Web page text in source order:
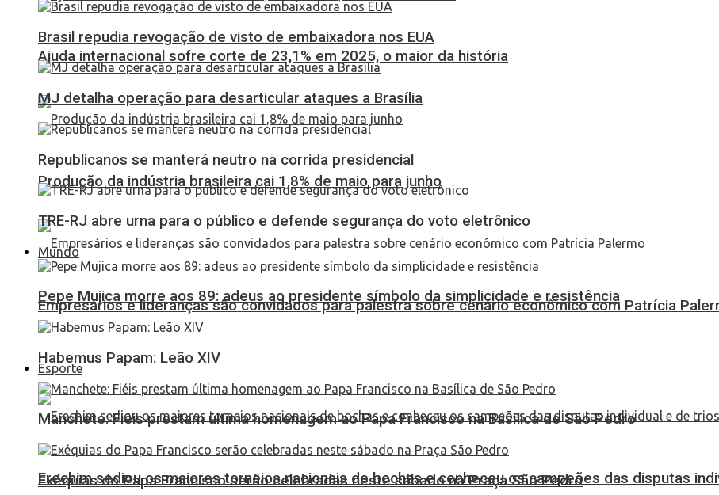
Ajuda internacional sofre corte de 23,1% em 2025, o maior da história
Produção da indústria brasileira cai 1,8% de maio para junho
Empresários e lideranças são convidados para palestra sobre cenário econômico com Patrícia
Esporte
Erechim sediou os maiores torneios nacionais de bochas e conheceu os campeões das disputas
Brasil repudia revogação de visto de embaixadora nos EUA
MJ detalha operação para desarticular ataques a Brasília
Republicanos se manterá neutro na corrida presidencial
TRE-RJ abre urna para o público e defende segurança do voto eletrônico
Mundo
Pepe Mujica morre aos 89: adeus ao presidente símbolo da simplicidade e resistência
Habemus Papam: Leão XIV
Manchete: Fiéis prestam última homenagem ao Papa Francisco na Basílica de São Pedro
Exéquias do Papa Francisco serão celebradas neste sábado na Praça São Pedro